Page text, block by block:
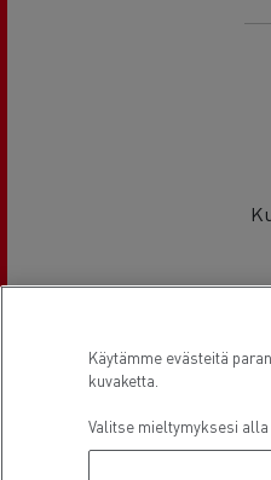
Käytämme evästeitä
kuvaketta.
Valitse mieltymyksesi alla